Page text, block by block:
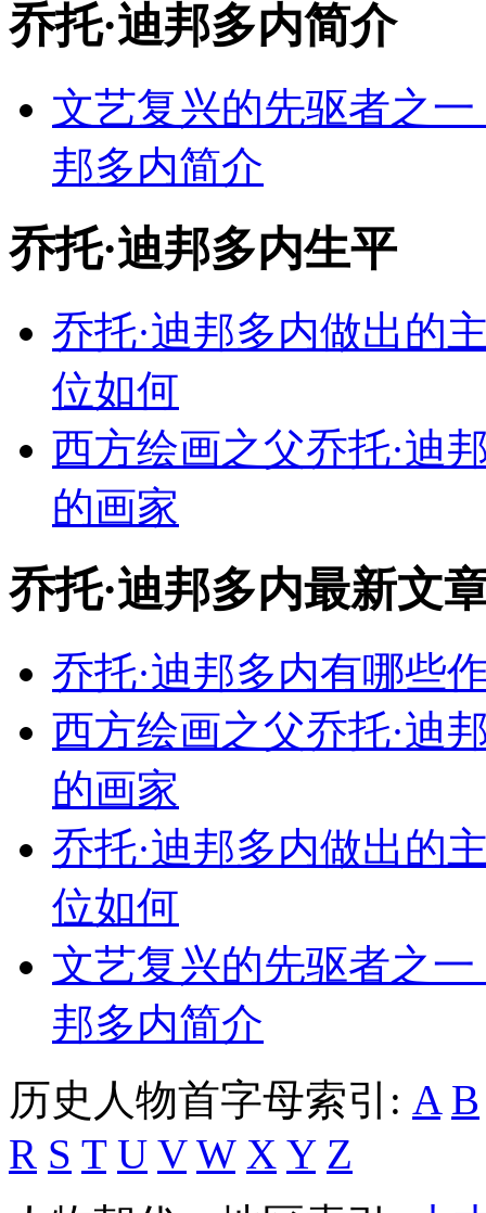
乔托·迪邦多内简介
文艺复兴的先驱者之
邦多内简介
乔托·迪邦多内生平
乔托·迪邦多内做出的
位如何
西方绘画之父乔托·迪
的画家
乔托·迪邦多内最新文
乔托·迪邦多内有哪些
西方绘画之父乔托·迪
的画家
乔托·迪邦多内做出的
位如何
文艺复兴的先驱者之
邦多内简介
历史人物首字母索引: A B
R S T U V W X Y Z